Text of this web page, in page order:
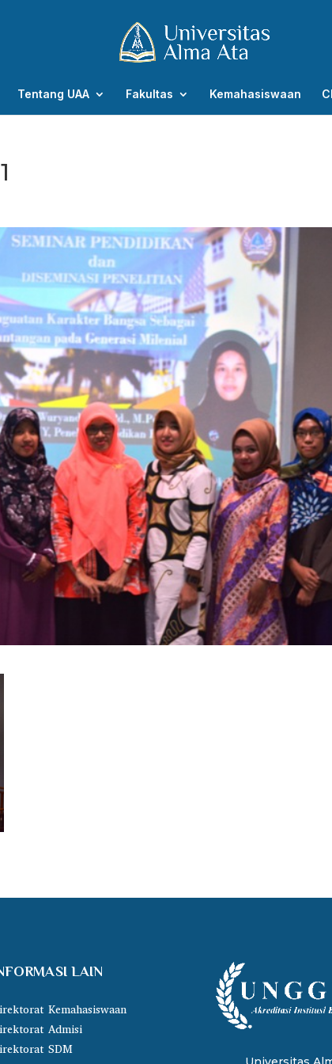
Tentang UAA Fakultas Kemahasiswaan
LAIN
Kemahasiswaan
Admisi
SDM